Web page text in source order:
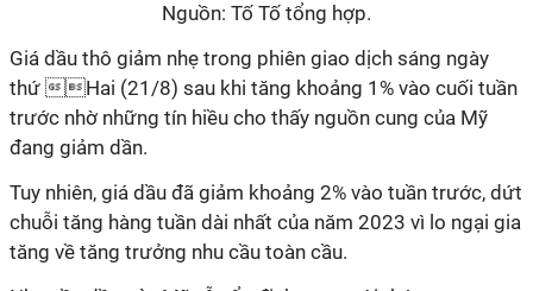
Nguồn: Tố Tố tổng hợp.
Giá dầu thô giảm nhẹ trong phiên giao dịch sáng ngày
thứ Hai (21/8) sau khi tăng khoảng 1% vào cuối tuần
trước nhờ những tín hiều cho thấy nguồn cung của Mỹ
đang giảm dần.
Tuy nhiên, giá dầu đã giảm khoảng 2% vào tuần trước, dứt
chuỗi tăng hàng tuần dài nhất của năm 2023 vì lo ngại gia
tăng về tăng trưởng nhu cầu toàn cầu.